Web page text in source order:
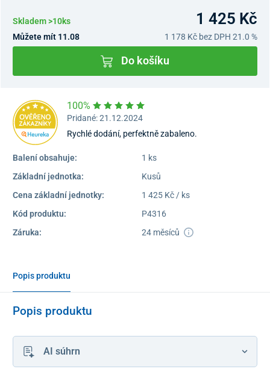
Skladem >10ks 1 425 Kč
Můžete mít 11.08 1 178 Kč bez DPH 21.0 %
Do košíku
100%
Pridané: 21.12.2024
Rychlé dodání, perfektně zabaleno.
Balení obsahuje:
1 ks
Základní jednotka:
Kusů
Cena základní jednotky:
1 425 Kč / ks
Kód produktu:
P4316
Záruka:
24 měsíců
Popis produktu
Popis produktu
AI súhrn